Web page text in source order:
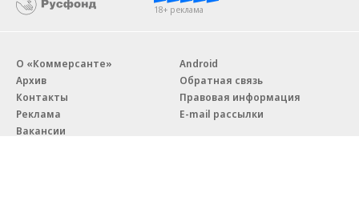
18+ реклама
О «Коммерсанте»
Архив
Контакты
Реклама
Вакансии
Android
Обратная связь
Правовая информация
E-mail рассылки